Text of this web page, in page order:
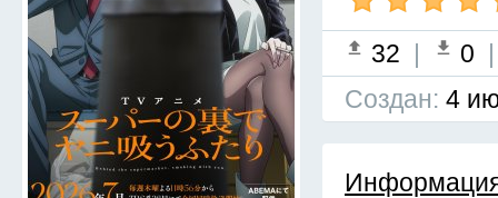
32 | 0
Cоздан: 4